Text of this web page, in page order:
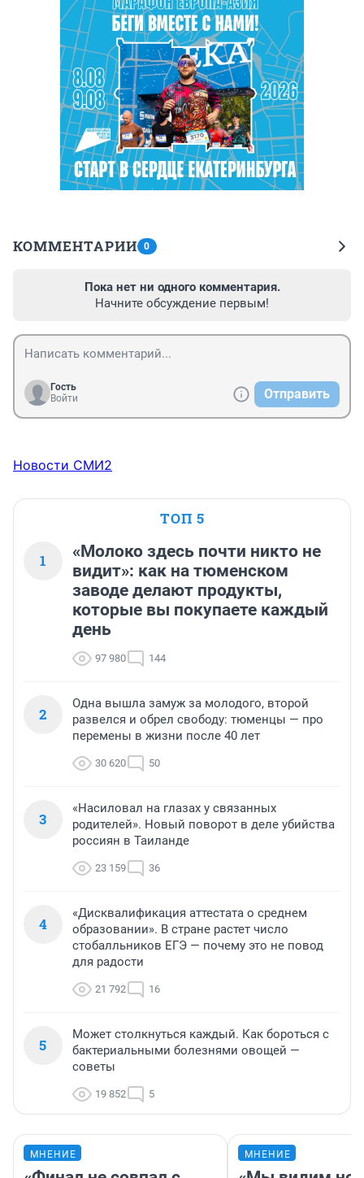
КОММЕНТАРИИ 0
Пока нет ни одного комментария.
Начните обсуждение первым!
Гость
Войти
Отправить
Новости СМИ2
ТОП 5
1
«Молоко здесь почти никто не
видит»: как на тюменском
заводе делают продукты,
которые вы покупаете каждый
день
97 980 144
2
Одна вышла замуж за молодого, второй
развелся и обрел свободу: тюменцы — про
перемены в жизни после 40 лет
30 620 50
3
«Насиловал на глазах у связанных
родителей». Новый поворот в деле убийства
россиян в Таиланде
23 159 36
4
«Дисквалификация аттестата о среднем
образовании». В стране растет число
стобалльников ЕГЭ — почему это не повод
для радости
21 792 16
5
Может столкнуться каждый. Как бороться с
бактериальными болезнями овощей —
советы
19 852 5
МНЕНИЕ МНЕНИЕ